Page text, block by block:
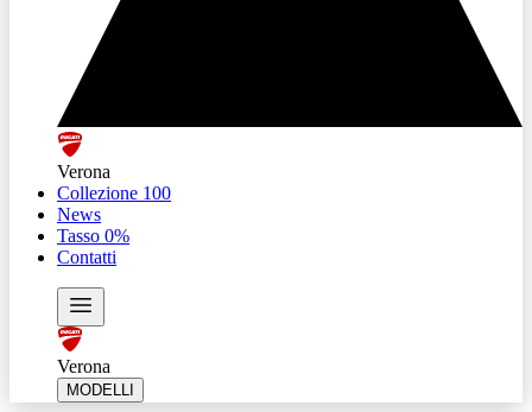
Verona
Collezione 100
News
Tasso 0%
Contatti
Verona
MODELLI